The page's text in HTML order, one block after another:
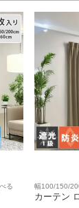
る 幅100/150/
カーテン